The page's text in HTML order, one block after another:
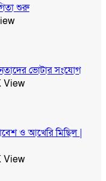
শুরু
ভোটার সংযোগ
View
ও আখেরি মিছিল |
View